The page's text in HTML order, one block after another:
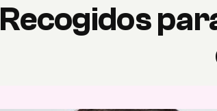
Recogidos